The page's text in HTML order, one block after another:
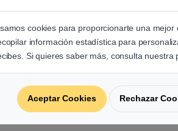
cookies para proporcionarte una mejor
información estadística para
Si quieres saber más, consulta nuestra
Aceptar Cookies Rechazar